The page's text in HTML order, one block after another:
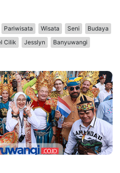
Pariwisata Wisata Seni
Budaya
Cilik Jesslyn Banyuwangi